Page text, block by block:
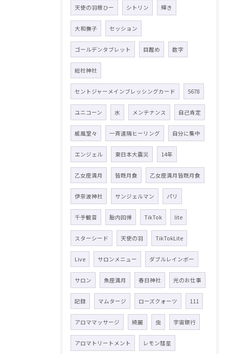
天使の羽根ひー シトリン 輝き
大和撫子 セッション
ゴールデンタブレット 目醒め 数字
総社神社
セントジャーメインブレッシングカード 5678
ユニコーン 水 メンテナンス 自己肯定
威風堂々 一斉遠隔ヒーリング 自分に集中
エンジェル 東日本大震災 14年
乙女座満月 皆既月食 乙女座満月皆既月食
伊奈波神社 サンジェルマン パリ
千手観音 胎内回帰 TikTok lite
スターシード 天使の羽 TikTokLite
Live サロンメニュー ダブルレインボー
サロン 魚座満月 春日神社 光のお仕事
記録 マムタージ ローズクォーツ 111
アロママッサージ 綺麗 虫 宇宙銀行
アロマトリートメント レモン彗星